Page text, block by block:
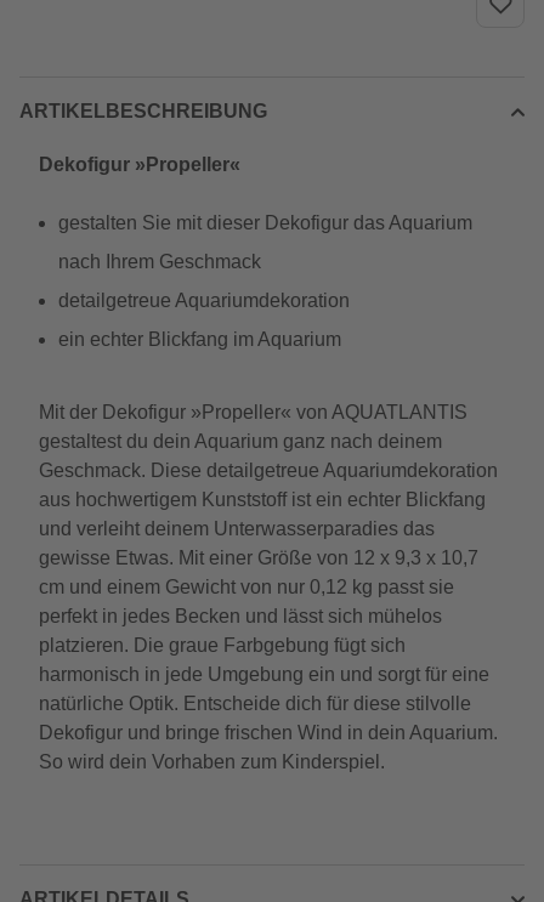
ARTIKELBESCHREIBUNG
Dekofigur »Propeller«
gestalten Sie mit dieser Dekofigur das Aquarium
nach Ihrem Geschmack
detailgetreue Aquariumdekoration
ein echter Blickfang im Aquarium
Mit der Dekofigur »Propeller« von AQUATLANTIS
gestaltest du dein Aquarium ganz nach deinem
Geschmack. Diese detailgetreue Aquariumdekoration
aus hochwertigem Kunststoff ist ein echter Blickfang
und verleiht deinem Unterwasserparadies das
gewisse Etwas. Mit einer Größe von 12 x 9,3 x 10,7
cm und einem Gewicht von nur 0,12 kg passt sie
perfekt in jedes Becken und lässt sich mühelos
platzieren. Die graue Farbgebung fügt sich
harmonisch in jede Umgebung ein und sorgt für eine
natürliche Optik. Entscheide dich für diese stilvolle
Dekofigur und bringe frischen Wind in dein Aquarium.
So wird dein Vorhaben zum Kinderspiel.